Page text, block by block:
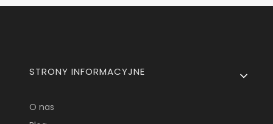
Linki w stopce
STRONY INFORMACYJNE
O nas